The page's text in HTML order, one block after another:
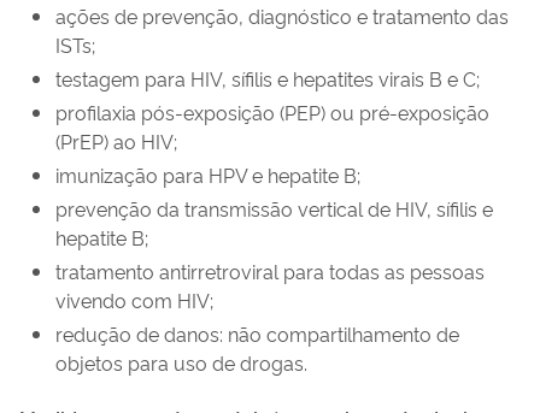
ações de prevenção, diagnóstico e tratamento das
ISTs;
testagem para HIV, sífilis e hepatites virais B e C;
profilaxia pós-exposição (PEP) ou pré-exposição
(PrEP) ao HIV;
imunização para HPV e hepatite B;
prevenção da transmissão vertical de HIV, sífilis e
hepatite B;
tratamento antirretroviral para todas as pessoas
vivendo com HIV;
redução de danos: não compartilhamento de
objetos para uso de drogas.